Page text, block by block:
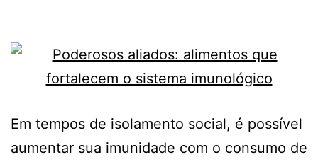
Em tempos de isolamento social, é possível
aumentar sua imunidade com o consumo de